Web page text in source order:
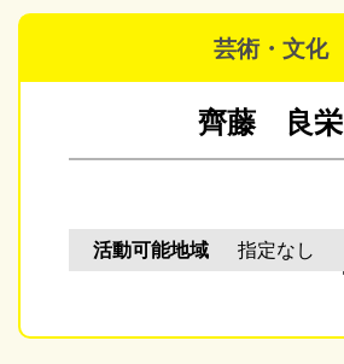
芸術・文化
齊藤 良栄
活動可能地域 指定なし